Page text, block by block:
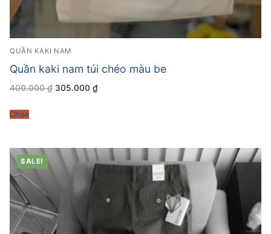
QUẦN KAKI NAM
Quần kaki nam túi chéo màu be
400.000₫ Giá
305.000 ₫Giá
Chọn
SALE!